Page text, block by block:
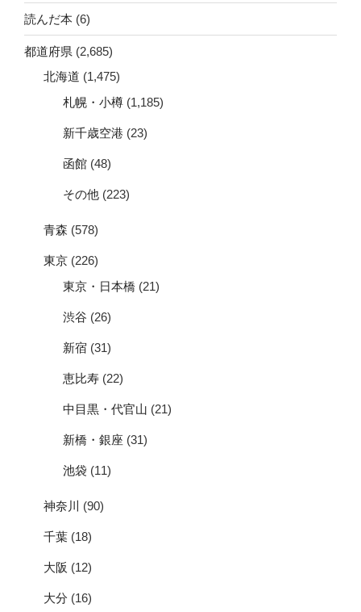
読んだ本 (6)
都道府県 (2,685)
北海道 (1,475)
札幌・小樽 (1,185)
新千歳空港 (23)
函館 (48)
その他 (223)
青森 (578)
東京 (226)
東京・日本橋 (21)
渋谷 (26)
新宿 (31)
恵比寿 (22)
中目黒・代官山 (21)
新橋・銀座 (31)
池袋 (11)
神奈川 (90)
千葉 (18)
大阪 (12)
大分 (16)